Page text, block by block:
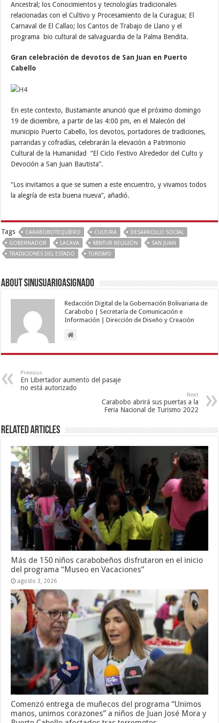
Ancestral; los Conocimientos y tecnologías tradicionales
relacionadas con el Cultivo y Procesamiento de la Curagua; El
Carnaval de El Callao; los Cantos de Trabajo de Llano y el
programa bio cultural de salvaguardia de la Palma Bendita.
Gran celebración de devotos de San Juan en Puerto
Cabello
En este contexto, Bustamante anunció que el próximo domingo
19 de diciembre, a partir de las 4:00 pm, en el Malecón del
municipio Puerto Cabello, los devotos, portadores de tradiciones,
parrandas y cofradías, celebrarán la elevación a Patrimonio
Cultural de la Humanidad “El Ciclo Festivo Alrededor del Culto y
Devoción a San Juan Bautista”.
“Los invitamos a que se sumen a este encuentro, y vivamos todos
la alegría de esta buena nueva”, añadió.
Tags CARABOBOTEQUIERO CULTURA
DESARROLLO SOCIAL
GOBERNADOR
LACAVA MINTUR RELIGIÓN
SAN JUAN
TRADICIONES DEL ESTADO
TURISMO
About sinusuarioasignado
Redacción Digital de la Gobernación Bolivariana de
Carabobo | Secretaría de Comunicación e
Información | Dirección de Diseño y Creación
Previous
En Libertador aumento del pasaje
no está autorizado
Next
Carabobo abrirá sus puertas a la
Feria Nacional de Turismo 2022
Related Articles
Más de 150 niños carabobeños disfrutaron en el inicio
del programa “Museo en Vacaciones”
agosto 3, 2026
Comenzó entrega de muñecos del programa “Unimos
manos, unimos corazones” a niños de Juan José Mora y